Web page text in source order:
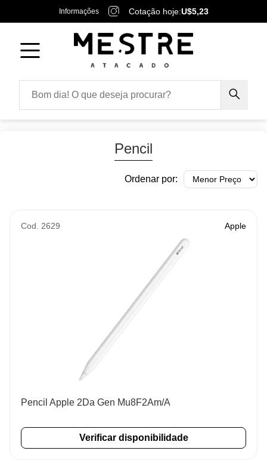
Informações Cotação hoje:U$5,23
Pencil
Ordenar por:
Cod. 2629 Apple
Pencil Apple 2Da Gen Mu8F2Am/A
Verificar disponibilidade